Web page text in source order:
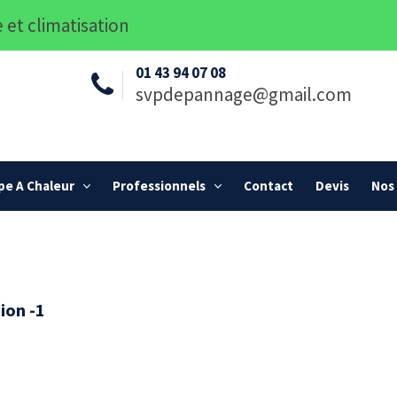
et climatisation
01 43 94 07 08
svpdepannage@gmail.com
A Chaleur Professionnels Contact Devis
-1